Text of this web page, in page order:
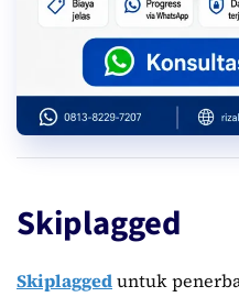
Skiplagged
Skiplaggeduntuk